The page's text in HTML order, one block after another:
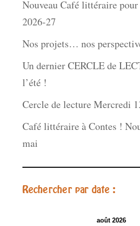
Nouveau Café littéraire
2026-27
Nos projets… nos
Un dernier CERCLE de
l’été !
Cercle de lecture Mercredi
Café littéraire à Contes !
mai
Rechercher par date :
août 2026